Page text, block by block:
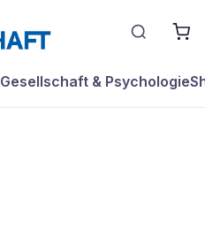
Gesellschaft & Psychologie